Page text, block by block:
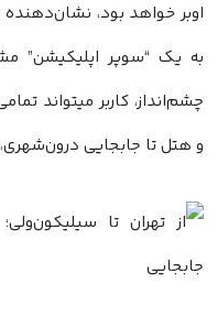
اوبر خواهد بود، نشان‌دهنده
چشم‌انداز، کاربر میتواند
و هتل تا جابجایی